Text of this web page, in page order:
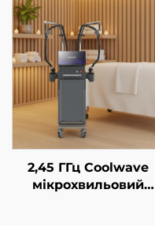
впливом подвійної
частоти 1/2 МГц
2,45 ГГц Coolwave
мікрохвильовий